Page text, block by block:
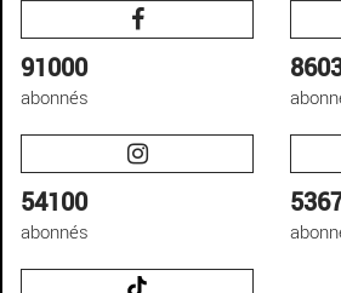
91000
abonnés
54100
abonnés